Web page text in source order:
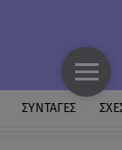
ΣΥΝΤΑΓΕΣ